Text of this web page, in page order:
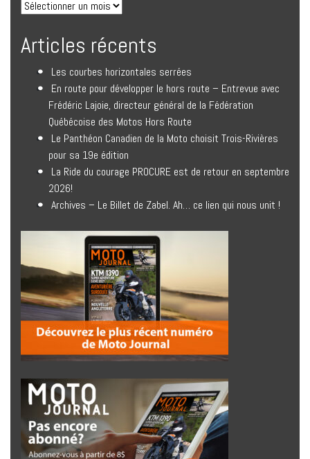
Articles récents
Les courbes horizontales serrées
En route pour développer le hors route – Entrevue avec
Frédéric Lajoie, directeur général de la Fédération
Québécoise des Motos Hors Route
Le Panthéon Canadien de la Moto choisit Trois-Rivières
pour sa 19e édition
La Ride du courage PROCURE est de retour en septembre
2026!
Archives – Le Billet de Zabel. Ah… ce lien qui nous unit !